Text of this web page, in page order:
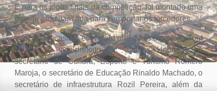
E para os jogos finais da competição, foi montado uma
grande arquibancada para comportar os torcedores.
Na ocasião, estiveram presentes o prefeito Tom
Maroja, o vice-prefeito Dr. Marcos Henrique, o
secretário de Cultura, Esporte e Turismo Romero
Maroja, o secretário de Educação Rinaldo Machado, o
secretário de infraestrutura Rozil Pereira, além da